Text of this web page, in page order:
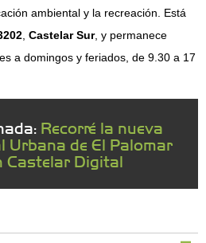
ambiental y la recreación. Está
Castelar Sur, y permanece
a domingos y feriados, de 9.30 a 17
Recorré la nueva
Urbana de El Palomar
Castelar Digital